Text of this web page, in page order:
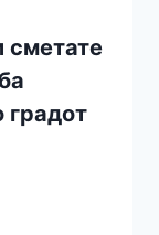
сметате
градот